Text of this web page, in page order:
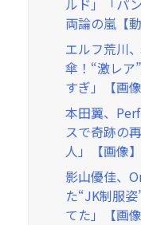
両論の嵐【動
エルフ荒川
傘！“激レア
すぎ」【画像
本田翼、
スで奇跡の
人」【画像】
影山優佳、
た“JK制服
てた」【画像